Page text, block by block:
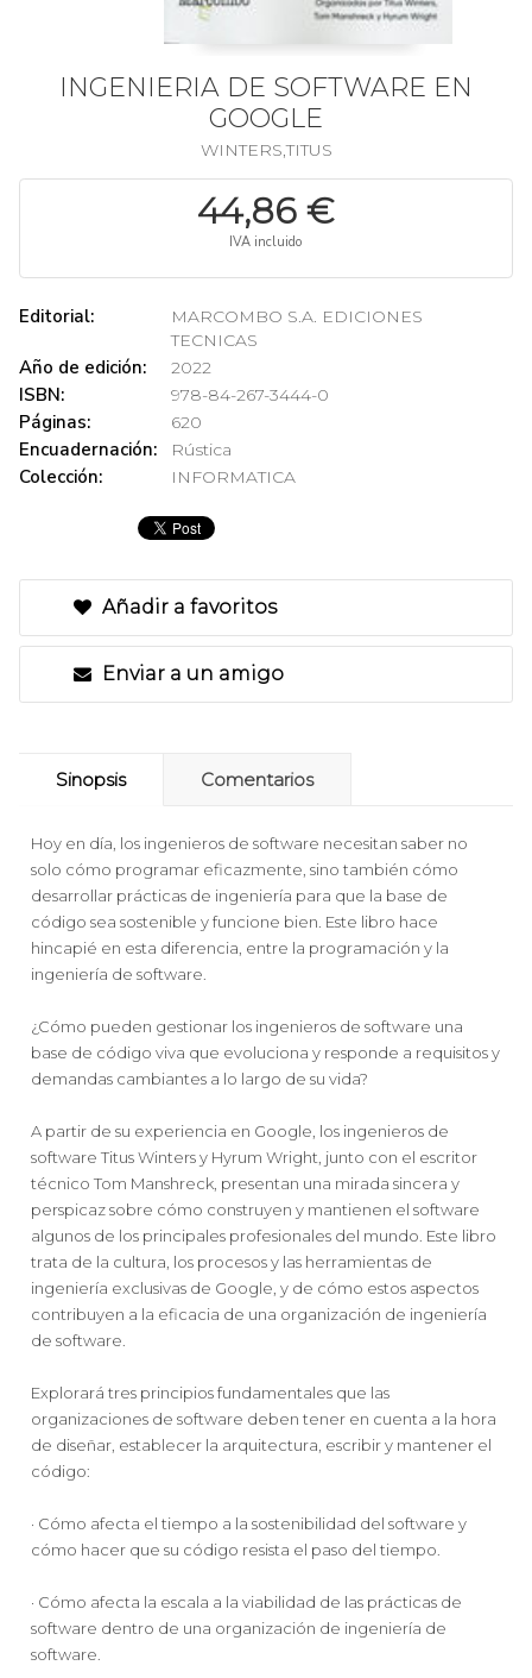
INGENIERIA DE SOFTWARE EN
GOOGLE
WINTERS,TITUS
44,86 €
IVA incluido
Editorial:
MARCOMBO S.A. EDICIONES
TECNICAS
Año de edición: 2022
ISBN: 978-84-267-3444-0
Páginas: 620
Encuadernación: Rústica
Colección: INFORMATICA
Añadir a favoritos
Enviar a un amigo
Sinopsis Comentarios
Hoy en día, los ingenieros de software necesitan saber no
solo cómo programar eficazmente, sino también cómo
desarrollar prácticas de ingeniería para que la base de
código sea sostenible y funcione bien. Este libro hace
hincapié en esta diferencia, entre la programación y la
ingeniería de software.
¿Cómo pueden gestionar los ingenieros de software una
base de código viva que evoluciona y responde a requisitos y
demandas cambiantes a lo largo de su vida?
A partir de su experiencia en Google, los ingenieros de
software Titus Winters y Hyrum Wright, junto con el escritor
técnico Tom Manshreck, presentan una mirada sincera y
perspicaz sobre cómo construyen y mantienen el software
algunos de los principales profesionales del mundo. Este libro
trata de la cultura, los procesos y las herramientas de
ingeniería exclusivas de Google, y de cómo estos aspectos
contribuyen a la eficacia de una organización de ingeniería
de software.
Explorará tres principios fundamentales que las
organizaciones de software deben tener en cuenta a la hora
de diseñar, establecer la arquitectura, escribir y mantener el
código:
· Cómo afecta el tiempo a la sostenibilidad del software y
cómo hacer que su código resista el paso del tiempo.
· Cómo afecta la escala a la viabilidad de las prácticas de
software dentro de una organización de ingeniería de
software.